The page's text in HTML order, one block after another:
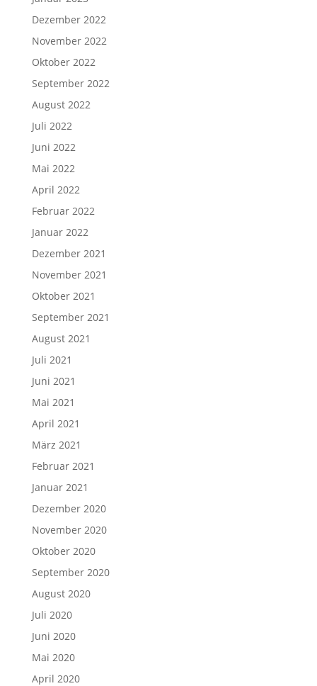
Dezember 2022
November 2022
Oktober 2022
September 2022
August 2022
Juli 2022
Juni 2022
Mai 2022
April 2022
Februar 2022
Januar 2022
Dezember 2021
November 2021
Oktober 2021
September 2021
August 2021
Juli 2021
Juni 2021
Mai 2021
April 2021
März 2021
Februar 2021
Januar 2021
Dezember 2020
November 2020
Oktober 2020
September 2020
August 2020
Juli 2020
Juni 2020
Mai 2020
April 2020